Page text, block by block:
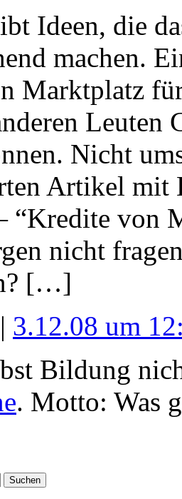
Ideen, die
machen.
Marktplatz
Leuten
Nicht
Artikel mit
von
nicht
[…]
| 3.12.08 um
Bildung
. Motto: Was